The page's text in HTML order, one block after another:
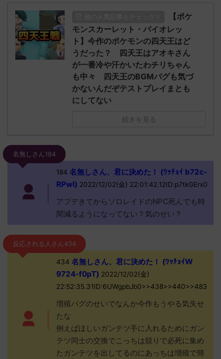
【ポケ
モンスカーレット・バイオレッ
ト】今作のポケモンの四天王はど
うだった？ 四天王はアオキさん
が一番冷や汗かいたわチリちゃん
も中々 四天王のBGMバグも気づ
かないんだぞテストプレイまとも
にしてない
続きを見る
名無しさん184
184 名無しさん、君に決めた！ (ﾜｯﾁｮｲ b72c-
RPwI) 2022/12/02(金) 22:01:42.12ID:p7tkGErx0
アプデきてからソロレイドのNPC死んでも時
間減るようになってない？気のせい？
反応される人さん434
434 名無しさん、君に決めた！ (ﾜｯﾁｮｲW
9724-f0pT) 2022/12/02(金)
22:52:35.31ID:6UWgpbJb0>>438>>440>>483
増殖バグのせいでなんか今作もうやる気失せ
たな
例えばほしいガンテツ手に入れるためにガン
テツ同士の交換でこっちは競りで必死に集め
たガンテツを出してるのにあっちは増殖で簡